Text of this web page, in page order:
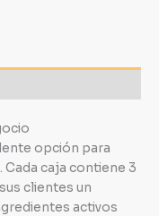
opción para
caja contiene 3
clientes un
activos